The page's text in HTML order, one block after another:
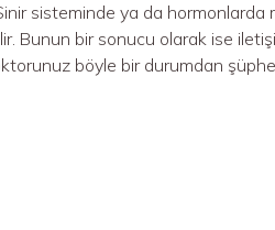
sisteminde ya da
Bunun bir sonucu olarak ise
böyle bir durumdan